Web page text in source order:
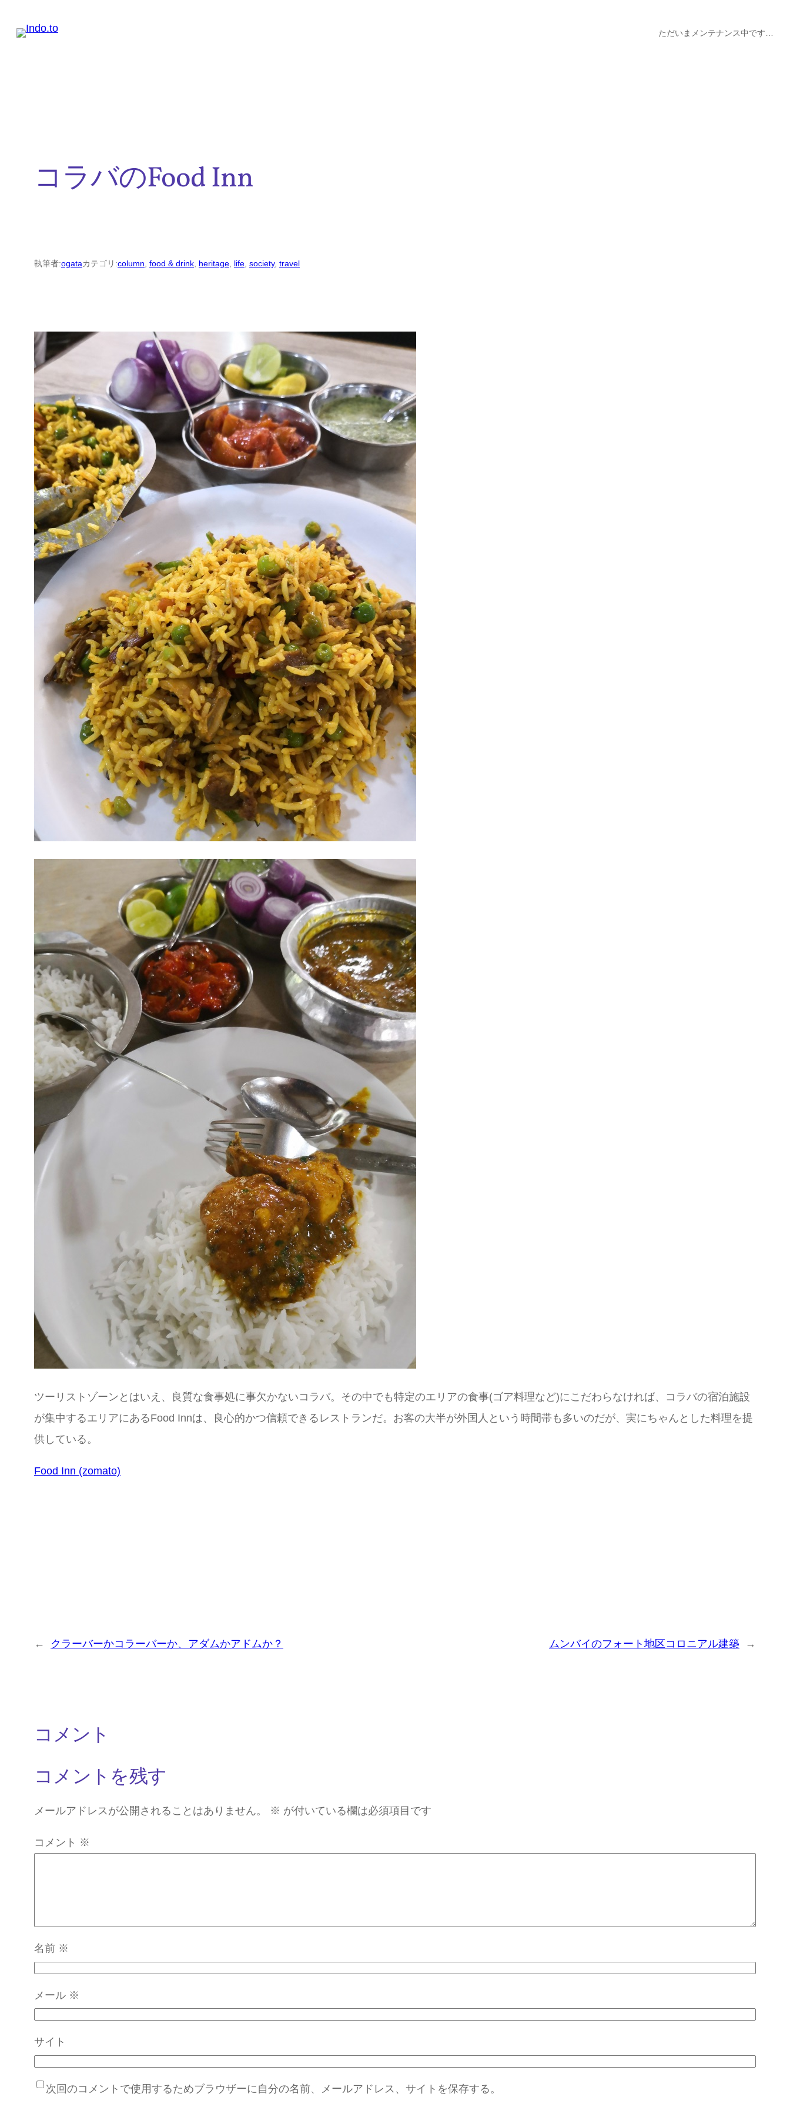
ただいまメンテナンス中です…
コラバのFood Inn
執筆者:ogataカテゴリ:column, food & drink, heritage, life, society, travel
ツーリストゾーンとはいえ、良質な食事処に事欠かないコラバ。その中でも特定のエリアの食事(ゴア料理など)にこだわらなければ、コラバの宿泊施設
が集中するエリアにあるFood Innは、良心的かつ信頼できるレストランだ。お客の大半が外国人という時間帯も多いのだが、実にちゃんとした料理を提
供している。
Food Inn (zomato)
← クラーバーかコラーバーか、アダムかアドムか？ ムンバイのフォート地区コロニアル建築 →
コメント
コメントを残す
メールアドレスが公開されることはありません。 ※ が付いている欄は必須項目です
コメント ※
名前 ※
メール ※
サイト
次回のコメントで使用するためブラウザーに自分の名前、メールアドレス、サイトを保存する。